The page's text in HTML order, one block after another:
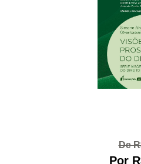
De
Por